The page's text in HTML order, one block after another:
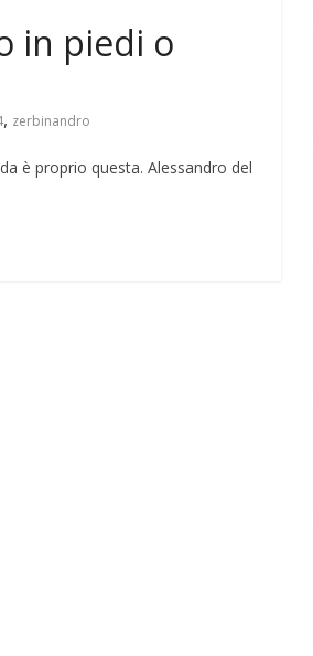
in piedi o
, zerbinandro
è proprio questa. Alessandro del